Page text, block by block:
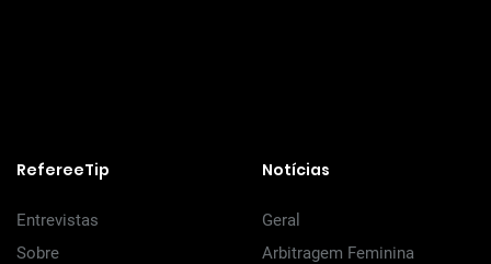
RefereeTip
Entrevistas
Sobre
Notícias
Geral
Arbitragem Feminina